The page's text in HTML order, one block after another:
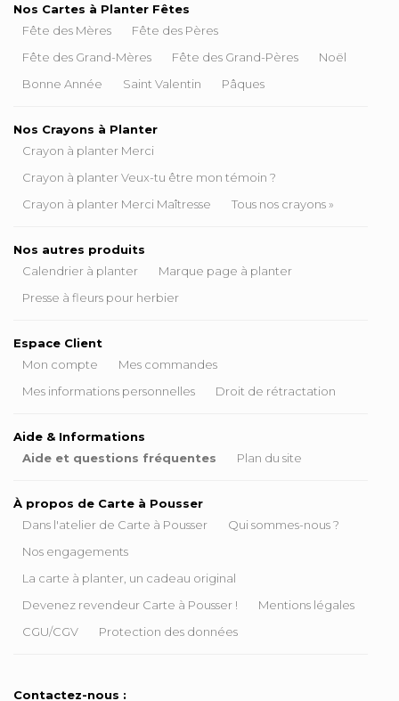
Nos Cartes à Planter Fêtes
Fête des Mères
Fête des Pères
Fête des Grand-Mères
Fête des Grand-Pères
Noël
Bonne Année
Saint Valentin Pâques
Nos Crayons à Planter
Crayon à planter Merci
Crayon à planter Veux-tu être mon témoin ?
Crayon à planter Merci Maîtresse
Tous nos crayons »
Nos autres produits
Calendrier à planter
Marque page à planter
Presse à fleurs pour herbier
Espace Client
Mon compte
Mes commandes
Mes informations personnelles
Droit de rétractation
Aide & Informations
Aide et questions fréquentes
Plan du site
À propos de Carte à Pousser
Dans l'atelier de Carte à Pousser
Qui sommes-nous ?
Nos engagements
La carte à planter, un cadeau original
Devenez revendeur Carte à Pousser !
Mentions légales
CGU/CGV
Protection des données
Contactez-nous :